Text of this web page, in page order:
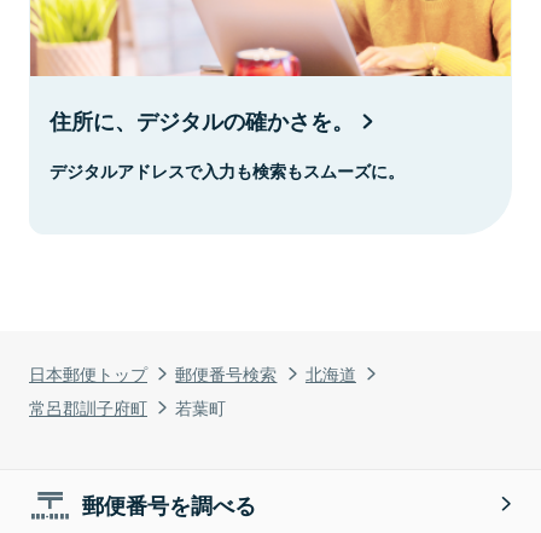
日本郵便トップ 郵便番号検索
北海道
常呂郡訓子府町
若葉町
住所に、デジタルの確かさを。
デジタルアドレスで入力も検索もスムーズに。
郵便番号を調べる